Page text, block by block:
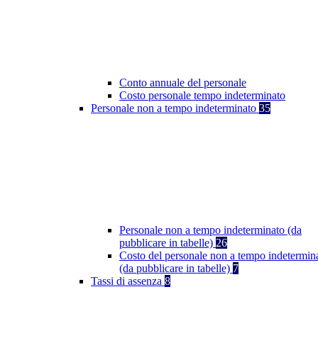
Conto annuale del personale
Costo personale tempo indeterminato
Personale non a tempo indeterminato 35
Personale non a tempo indeterminato (da
pubblicare in tabelle) 26
Costo del personale non a tempo
(da pubblicare in tabelle) 7
Tassi di assenza 8